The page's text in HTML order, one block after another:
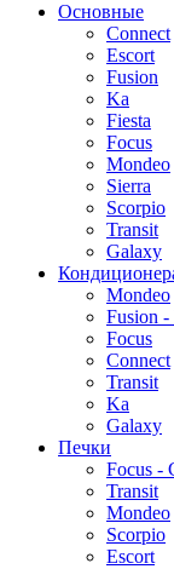
Основные
Connect
Escort
Fusion
Ka
Fiesta
Focus
Mondeo
Sierra
Scorpio
Transit
Galaxy
Mondeo
Fusion -
Focus
Connect
Transit
Ka
Galaxy
Печки
Focus -
Transit
Mondeo
Scorpio
Escort